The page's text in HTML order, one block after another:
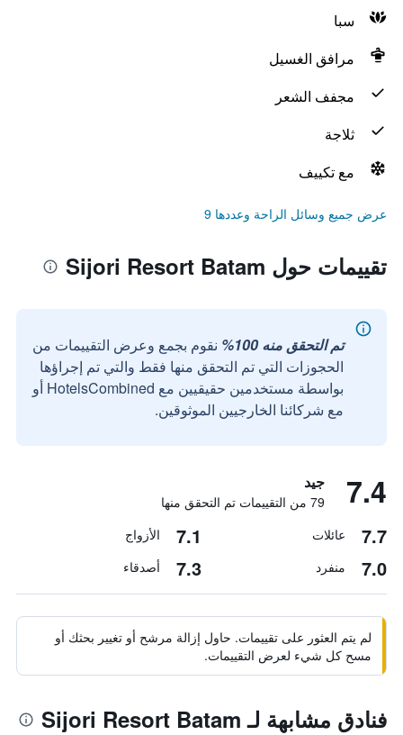
سبا
مرافق الغسيل
مجفف الشعر
ثلاجة
مع تكييف
عرض جميع وسائل الراحة وعددها 9
تقييمات حول Sijori Resort Batam
تم التحقق منه 100%
نقوم بجمع وعرض التقييمات من
الحجوزات التي تم التحقق منها فقط والتي تم إجراؤها
بواسطة مستخدمين حقيقيين مع HotelsCombined أو
مع شركائنا الخارجيين الموثوقين.
7.4 جيد
79 من التقييمات تم التحقق منها
7.7 عائلات 7.1 الأزواج
7.0 منفرد 7.3 أصدقاء
لم يتم العثور على تقييمات. حاول إزالة مرشح أو تغيير بحثك أو
مسح كل شيء لعرض التقييمات.
فنادق مشابهة لـ Sijori Resort Batam